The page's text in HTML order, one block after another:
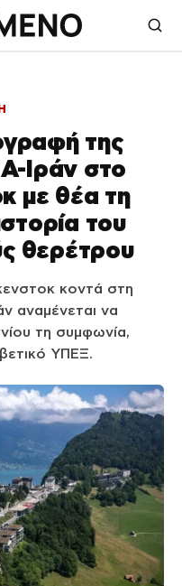
της
Ιράν στο
με θέα τη
του
θερέτρου
κοντά στη
αναμένεται να
τη συμφωνία,
ΥΠΕΞ.